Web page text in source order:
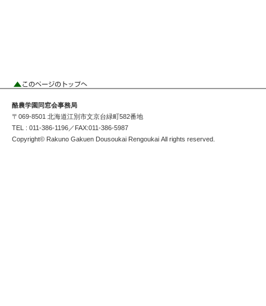
酪農学園同窓会事務局
〒069-8501 北海道江別市文京台緑町582番地
TEL : 011-386-1196／FAX:011-386-5987
Copyright© Rakuno Gakuen Dousoukai Rengoukai All rights reserved.